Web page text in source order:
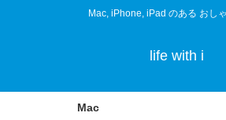
Mac, iPhone, iPad のある おし
life with i
Mac